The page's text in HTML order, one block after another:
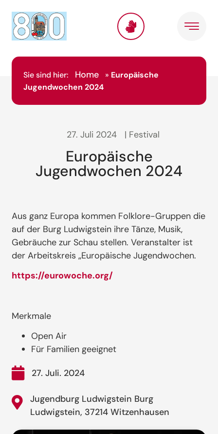
Sie sind hier: Home » Europäische
Jugendwochen 2024
27. Juli 2024 | Festival
Europäische
Jugendwochen 2024
Aus ganz Europa kommen Folklore-Gruppen die
auf der Burg Ludwigstein ihre Tänze, Musik,
Gebräuche zur Schau stellen. Veranstalter ist
der Arbeitskreis „Europäische Jugendwochen.
https://eurowoche.org/
Merkmale
Open Air
Für Familien geeignet
27. Juli. 2024
Jugendburg Ludwigstein Burg
Ludwigstein, 37214 Witzenhausen